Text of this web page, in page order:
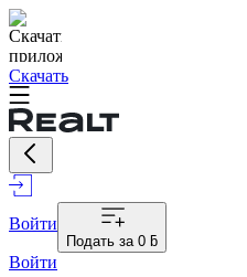
Скачать
Войти
Подать за 0 ƃ
Войти